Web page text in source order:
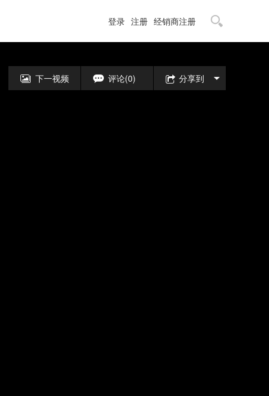
登录 注册 经销商注册
下一视频 评论(0) 分享到